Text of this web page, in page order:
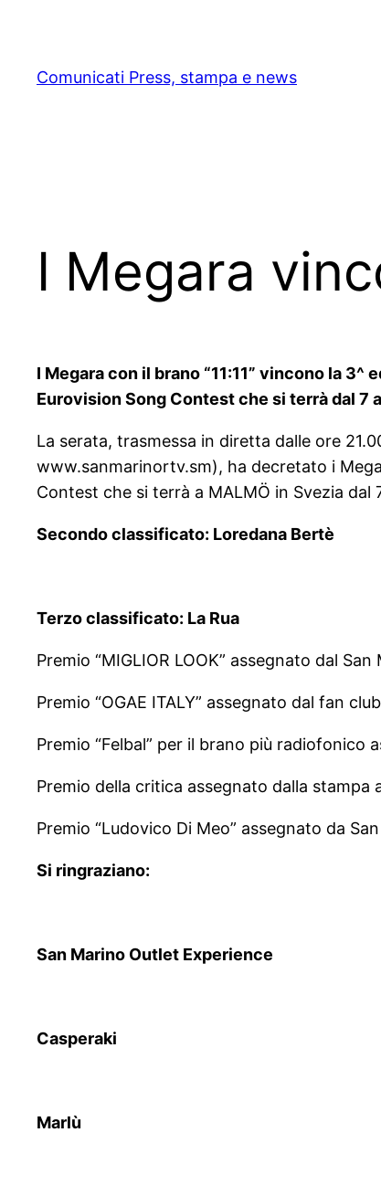
content
Comunicati Press, stampa e news
I Megara
I Megara con il brano “11:11” vincono la
Eurovision Song Contest che si terrà dal 7
La serata, trasmessa in diretta dalle ore
www.sanmarinortv.sm), ha decretato i
Contest che si terrà a MALMÖ in Svezia dal
Secondo classificato: Loredana Bertè
Terzo classificato: La Rua
Premio “MIGLIOR LOOK” assegnato dal
Premio “OGAE ITALY” assegnato dal fan
Premio “Felbal” per il brano più radiofonico
Premio della critica assegnato dalla
Premio “Ludovico Di Meo” assegnato da
Si ringraziano:
San Marino Outlet Experience
Casperaki
Marlù